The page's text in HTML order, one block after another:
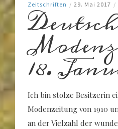
Zeitschriften / 29. Mai 2017 /
18.
Ich bin stolze Besitzerin
Modenzeitung von 1910
an der Vielzahl der